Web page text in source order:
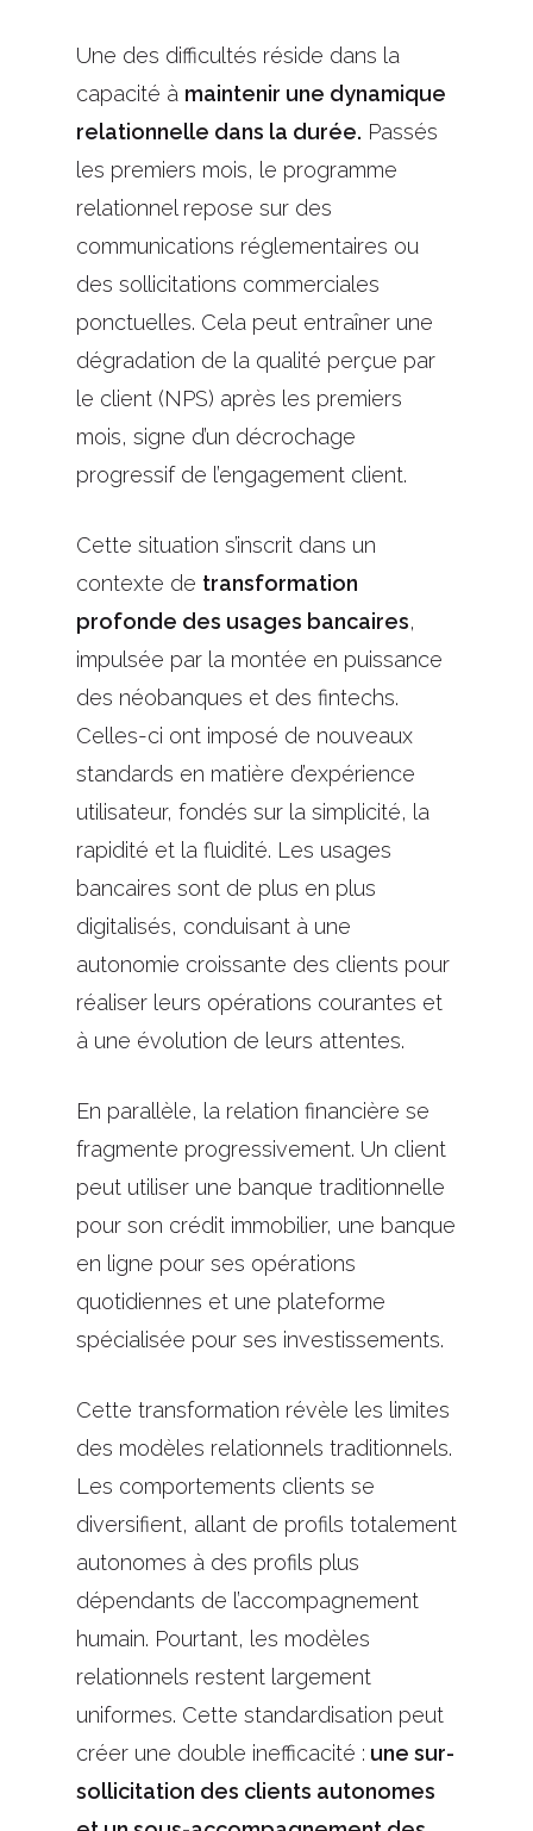
Une des difficultés réside dans la
capacité à maintenir une dynamique
relationnelle dans la durée. Passés
les premiers mois, le programme
relationnel repose sur des
communications réglementaires ou
des sollicitations commerciales
ponctuelles. Cela peut entraîner une
dégradation de la qualité perçue par
le client (NPS) après les premiers
mois, signe d’un décrochage
progressif de l’engagement client.
Cette situation s’inscrit dans un
contexte de transformation
profonde des usages bancaires,
impulsée par la montée en puissance
des néobanques et des fintechs.
Celles-ci ont imposé de nouveaux
standards en matière d’expérience
utilisateur, fondés sur la simplicité, la
rapidité et la fluidité. Les usages
bancaires sont de plus en plus
digitalisés, conduisant à une
autonomie croissante des clients pour
réaliser leurs opérations courantes et
à une évolution de leurs attentes.
En parallèle, la relation financière se
fragmente progressivement. Un client
peut utiliser une banque traditionnelle
pour son crédit immobilier, une banque
en ligne pour ses opérations
quotidiennes et une plateforme
spécialisée pour ses investissements.
Cette transformation révèle les limites
des modèles relationnels traditionnels.
Les comportements clients se
diversifient, allant de profils totalement
autonomes à des profils plus
dépendants de l’accompagnement
humain. Pourtant, les modèles
relationnels restent largement
uniformes. Cette standardisation peut
créer une double inefficacité : une sur-
sollicitation des clients autonomes